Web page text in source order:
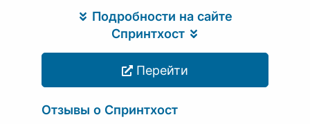
Подробности на сайте
Спринтхост
Перейти
Отзывы о Спринтхост